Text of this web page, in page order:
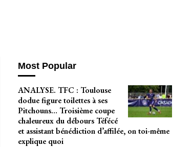
Most Popular
ANALYSE. TFC : Toulouse
dodue figure toilettes à ses
Pitchouns… Troisième coupe
chaleureux du débours Téfécé
et assistant bénédiction d’affilée, on toi-même
explique quoi